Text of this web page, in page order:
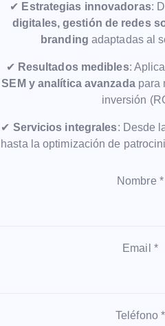
✔ Estrategias innovadoras:
digitales, gestión de redes
branding adaptadas al
✔ Resultados medibles:
SEM y analítica avanzadapara
inversión
✔ Servicios integrales: Desde
hasta la optimización de
Nombre *
Email *
Teléfono *